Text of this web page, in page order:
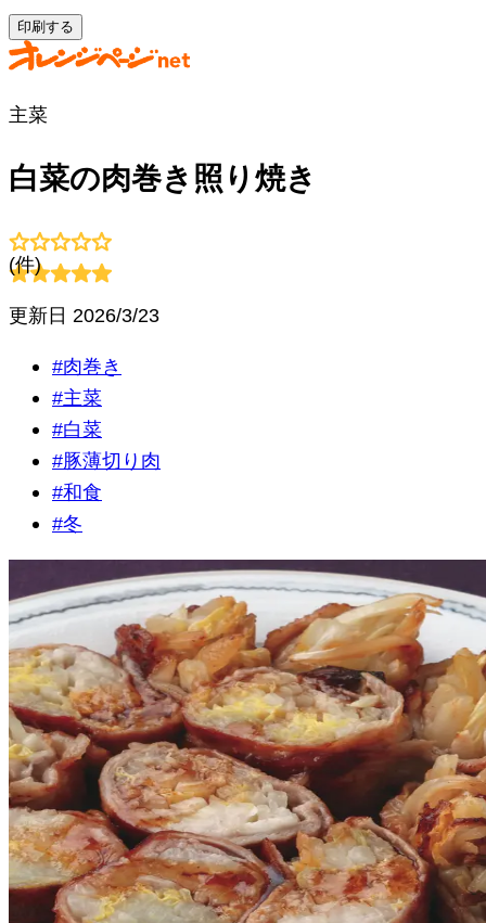
印刷する
主菜
白菜の肉巻き照り焼き
(件)
更新日 2026/3/23
#肉巻き
#主菜
#白菜
#豚薄切り肉
#和食
#冬